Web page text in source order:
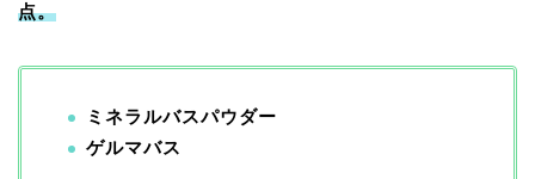
点。
ミネラルバスパウダー
ゲルマバス